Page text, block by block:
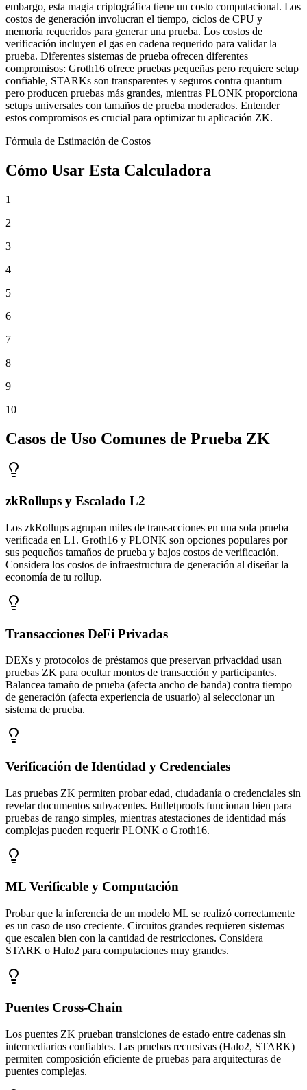
embargo, esta magia criptográfica tiene un costo computacional. Los
costos de generación involucran el tiempo, ciclos de CPU y
memoria requeridos para generar una prueba. Los costos de
verificación incluyen el gas en cadena requerido para validar la
prueba. Diferentes sistemas de prueba ofrecen diferentes
compromisos: Groth16 ofrece pruebas pequeñas pero requiere setup
confiable, STARKs son transparentes y seguros contra quantum
pero producen pruebas más grandes, mientras PLONK proporciona
setups universales con tamaños de prueba moderados. Entender
estos compromisos es crucial para optimizar tu aplicación ZK.
Fórmula de Estimación de Costos
Cómo Usar Esta Calculadora
1
2
3
4
5
6
7
8
9
10
Casos de Uso Comunes de Prueba ZK
zkRollups y Escalado L2
Los zkRollups agrupan miles de transacciones en una sola prueba
verificada en L1. Groth16 y PLONK son opciones populares por
sus pequeños tamaños de prueba y bajos costos de verificación.
Considera los costos de infraestructura de generación al diseñar la
economía de tu rollup.
Transacciones DeFi Privadas
DEXs y protocolos de préstamos que preservan privacidad usan
pruebas ZK para ocultar montos de transacción y participantes.
Balancea tamaño de prueba (afecta ancho de banda) contra tiempo
de generación (afecta experiencia de usuario) al seleccionar un
sistema de prueba.
Verificación de Identidad y Credenciales
Las pruebas ZK permiten probar edad, ciudadanía o credenciales sin
revelar documentos subyacentes. Bulletproofs funcionan bien para
pruebas de rango simples, mientras atestaciones de identidad más
complejas pueden requerir PLONK o Groth16.
ML Verificable y Computación
Probar que la inferencia de un modelo ML se realizó correctamente
es un caso de uso creciente. Circuitos grandes requieren sistemas
que escalen bien con la cantidad de restricciones. Considera
STARK o Halo2 para computaciones muy grandes.
Puentes Cross-Chain
Los puentes ZK prueban transiciones de estado entre cadenas sin
intermediarios confiables. Las pruebas recursivas (Halo2, STARK)
permiten composición eficiente de pruebas para arquitecturas de
puentes complejas.